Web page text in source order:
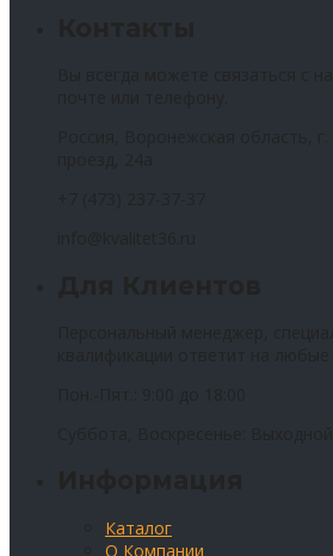
Каталог
О Компании